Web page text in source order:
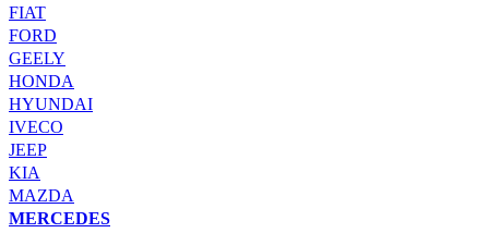
FIAT
FORD
GEELY
HONDA
HYUNDAI
IVECO
JEEP
KIA
MAZDA
MERCEDES